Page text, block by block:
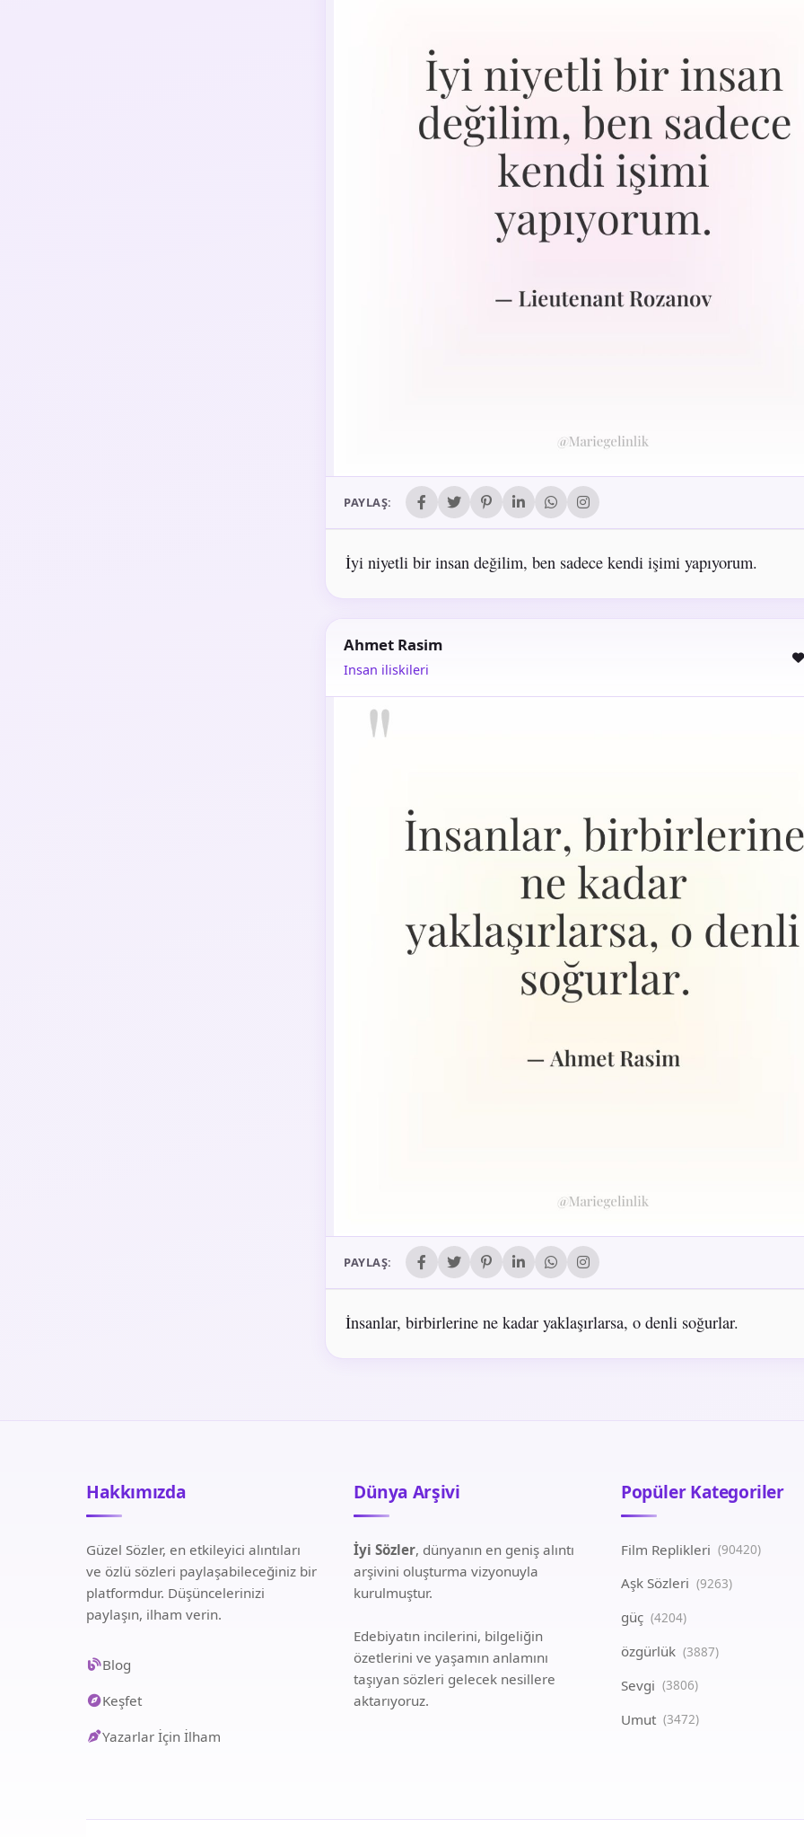
PAYLAŞ:
İyi niyetli bir insan değilim, ben sadece kendi işimi yapıyorum.
Ahmet Rasim
Insan iliskileri
PAYLAŞ:
İnsanlar, birbirlerine ne kadar yaklaşırlarsa, o denli soğurlar.
Hakkımızda
Güzel Sözler, en etkileyici alıntıları
ve özlü sözleri paylaşabileceğiniz bir
platformdur. Düşüncelerinizi
paylaşın, ilham verin.
Blog
Keşfet
Yazarlar İçin İlham
Dünya Arşivi
İyi Sözler, dünyanın en geniş alıntı
arşivini oluşturma vizyonuyla
kurulmuştur.
Edebiyatın incilerini, bilgeliğin
özetlerini ve yaşamın anlamını
taşıyan sözleri gelecek nesillere
aktarıyoruz.
Popüler Kategoriler
Film Replikleri (90420)
Aşk Sözleri (9263)
güç (4204)
özgürlük (3887)
Sevgi (3806)
Umut (3472)